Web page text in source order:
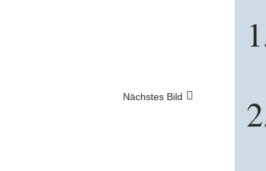
Nächstes Bild